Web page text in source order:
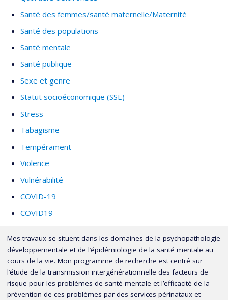
Santé des femmes/santé maternelle/Maternité
Santé des populations
Santé mentale
Santé publique
Sexe et genre
Statut socioéconomique (SSE)
Stress
Tabagisme
Tempérament
Violence
Vulnérabilité
COVID-19
COVID19
Mes travaux se situent dans les domaines de la psychopathologie
développementale et de l’épidémiologie de la santé mentale au
cours de la vie. Mon programme de recherche est centré sur
l’étude de la transmission intergénérationnelle des facteurs de
risque pour les problèmes de santé mentale et l’efficacité de la
prévention de ces problèmes par des services périnataux et